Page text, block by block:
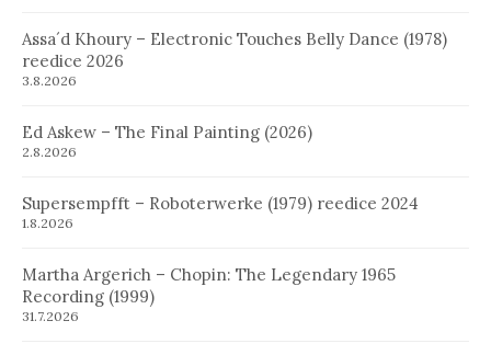
Assa´d Khoury – Electronic Touches Belly Dance (1978)
reedice 2026
3.8.2026
Ed Askew – The Final Painting (2026)
2.8.2026
Supersempfft – Roboterwerke (1979) reedice 2024
1.8.2026
Martha Argerich – Chopin: The Legendary 1965
Recording (1999)
31.7.2026